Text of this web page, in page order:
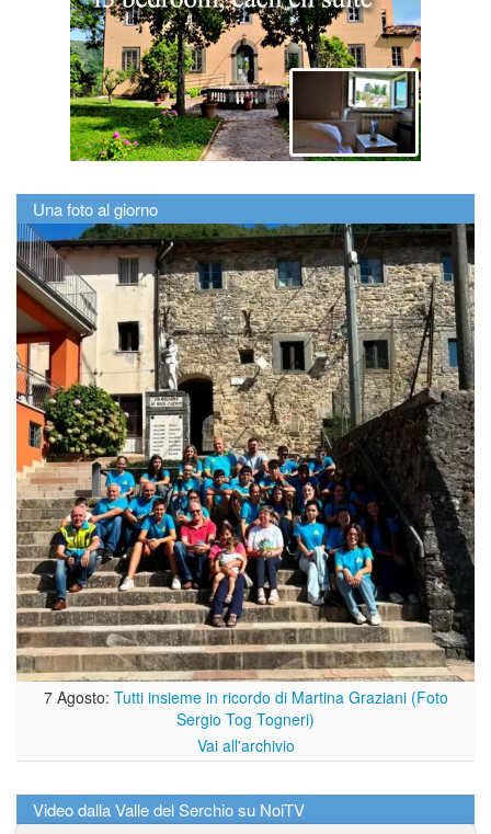
Una foto al giorno
7 Agosto: Tutti insieme in ricordo di Martina Graziani (Foto
Sergio Tog Togneri)
Vai all'archivio
Video dalla Valle del Serchio su NoiTV